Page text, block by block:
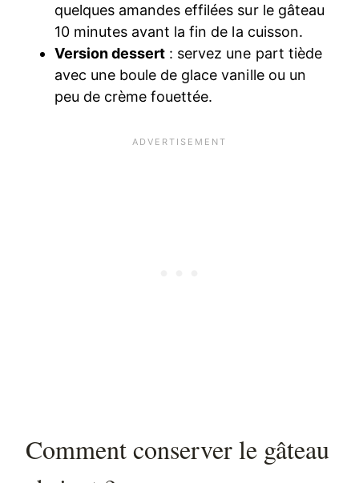
quelques amandes effilées sur le gâteau
10 minutes avant la fin de la cuisson.
Version dessert : servez une part tiède
avec une boule de glace vanille ou un
peu de crème fouettée.
Comment conserver le gâteau